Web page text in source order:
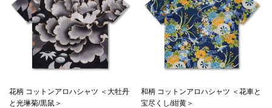
花柄 コットンアロハシャツ ＜大牡丹
と光琳菊/黒鼠＞
和柄 コットンアロハシャツ ＜花車と
宝尽くし/紺黄＞